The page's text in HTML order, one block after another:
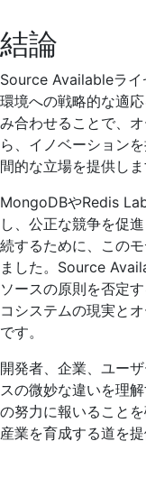
結論
Source Availableライ
環境への戦略的な適
み合わせることで、
ら、イノベーション
間的な立場を提供しま
MongoDBやRedis
し、公正な競争を促
続するために、この
ました。Source
ソースの原則を否定
コシステムの現実と
です。
開発者、企業、ユー
スの微妙な違いを理
の努力に報いること
産業を育成する道を提